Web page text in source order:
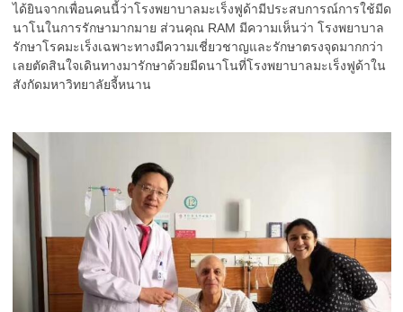
ได้ยินจากเพื่อนคนนี้ว่าโรงพยาบาลมะเร็งฟูด้ามีประสบการณ์การใช้มีด
นาโนในการรักษามากมาย ส่วนคุณ RAM มีความเห็นว่า โรงพยาบาล
รักษาโรคมะเร็งเฉพาะทางมีความเชี่ยวชาญและรักษาตรงจุดมากกว่า
เลยตัดสินใจเดินทางมารักษาด้วยมีดนาโนที่โรงพยาบาลมะเร็งฟูด้าใน
สังกัดมหาวิทยาลัยจี้หนาน